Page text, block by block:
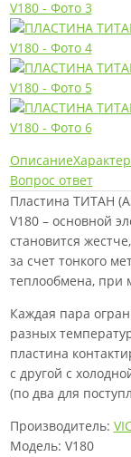
Описание
Вопрос ответ
Пластина ТИТАН
V180 – основной
становится
за счет тонкого
теплообмена, при
Каждая пара
разных
пластина
с другой с
(по два для
Производитель:
Модель: V180